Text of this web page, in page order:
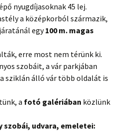
nyugdíjasoknak 45 lej.
a középkorból származik,
egy100 m. magas
erre most nem térünk ki.
szobáit, a vár parkjában
sziklán álló vár több oldalát is
a fotó galériában közlünk
szobái, udvara, emeletei: